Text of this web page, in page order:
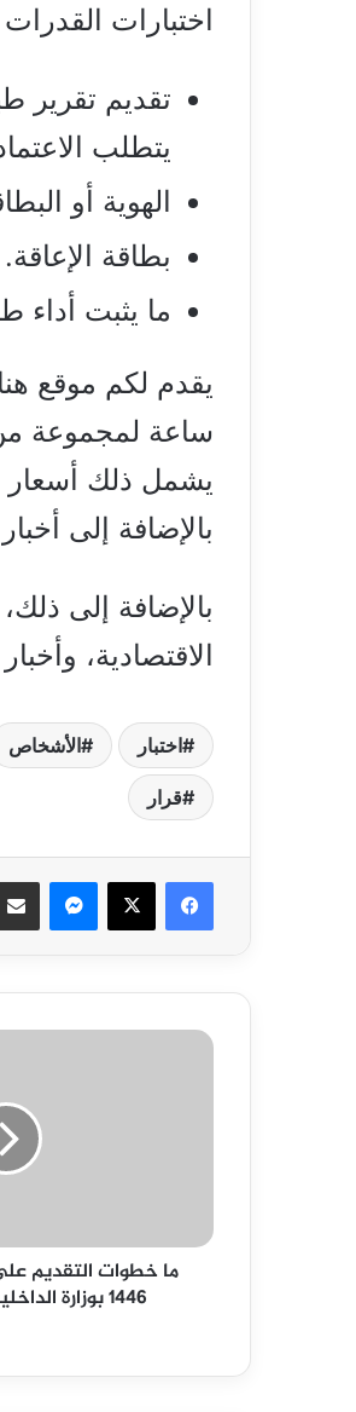
اختبارات
تقديم تقرير
يتطلب
الهوية أو
بطاقة الإعاقة.
ما يثبت أداء
ساعة لمجموعة من
يشمل ذلك أسعار
بالإضافة إلى
بالإضافة إلى
الاقتصادية،
اختبار الأشخاص
قرار
فيسبوك ‫X ماسنجر
ما
الداخلية؟
"الوزارة"ما خطوات التقديم
1446 بوزارة الداخلية؟ "الوزارة" توضح